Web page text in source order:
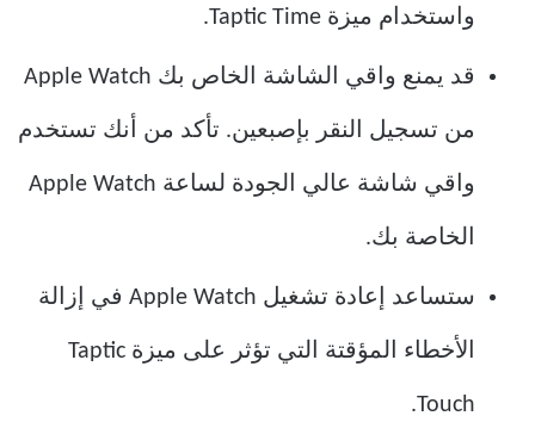
واستخدام ميزة Taptic Time.
قد يمنع واقي الشاشة الخاص بك Apple Watch
من تسجيل النقر بإصبعين. تأكد من أنك تستخدم
واقي شاشة عالي الجودة لساعة Apple Watch
الخاصة بك.
ستساعد إعادة تشغيل Apple Watch في إزالة
الأخطاء المؤقتة التي تؤثر على ميزة Taptic
Touch.